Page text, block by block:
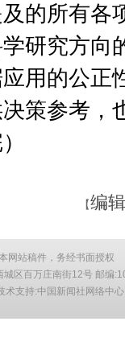
的所有各
研究方向
用的公正
策参考，
【编
网站稿件，务经书面授权
城区百万庄南街12号 邮编
支持:中国新闻社网络中心